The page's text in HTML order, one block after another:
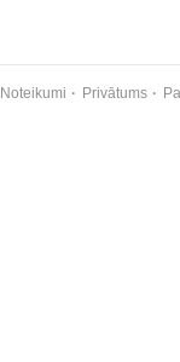
Noteikumi Privātums